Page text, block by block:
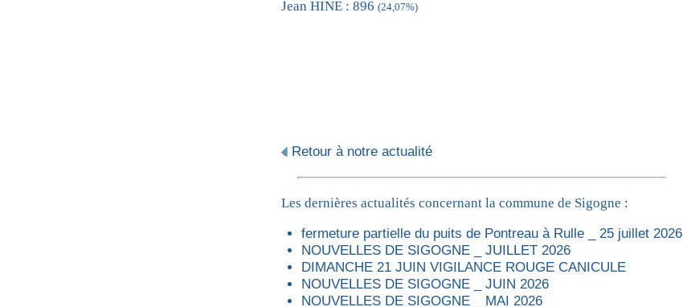
Jean HINE : 896 (24,07%)
Retour à notre actualité
Les dernières actualités concernant la commune de Sigogne :
fermeture partielle du puits de Pontreau à Rulle _ 25 juillet 2026
NOUVELLES DE SIGOGNE _ JUILLET 2026
DIMANCHE 21 JUIN VIGILANCE ROUGE CANICULE
NOUVELLES DE SIGOGNE _ JUIN 2026
NOUVELLES DE SIGOGNE _ MAI 2026